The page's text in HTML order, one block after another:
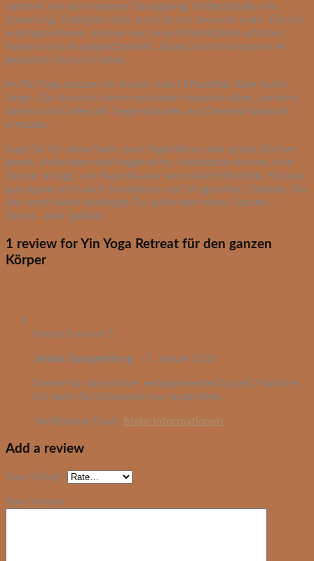
nehmen wir auf unserem Übungsweg Widerstände wie
Spannung, Festigkeit oder auch Stress bewusst wahr. Einmal
wahrgenommen, können wir diese Widerstände achtsam
lösen und so Ausgeglichenheit, Balance und Harmonie im
gesamten System finden.
Im Yin Yoga nutzen wir immer viele Hilfsmittel. Aber keine
Angst: Du brauchst keine speziellen Yogautensilien, sondern
kannst auch alles mit Gegenständen aus Deinem Haushalt
ersetzen.
Lege Dir für diese Serie zwei Yogablöcke oder große Bücher
bereit. Außerdem sind Yogabolster, Meditationskissen, eine
Decke und ggf. ein Augenkissen wertvolle Hilfsmittel. Ebenso
gut eignen sich auch Sofakissen und (eingerollte ) Decken. Für
das erste Video benötigst Du außerdem einen Faszien-,
Tennis- oder Igelball.
1 review for Yin Yoga Retreat für den ganzen
Körper
Rated 5 out of 5
Janina Spangenberg – 7. Januar 2021
Danke für die schöne, entspannende Auszeit, Karoline.
Ich kann die Videoserie nur empfehlen.
Verifizierter Kauf. Mehr Informationen
Add a review
Your rating *
Your review *